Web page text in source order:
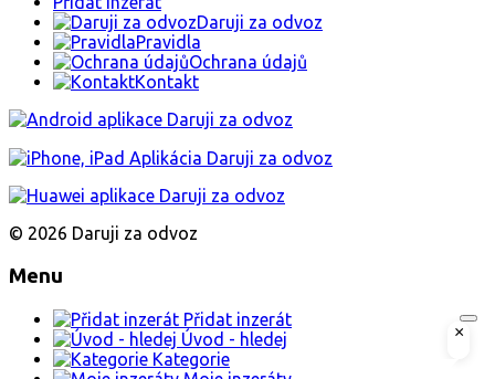
×
Daruji za odvoz
Pravidla
Ochrana údajů
Kontakt
© 2026 Daruji za odvoz
Menu
Přidat inzerát
Úvod - hledej
Kategorie